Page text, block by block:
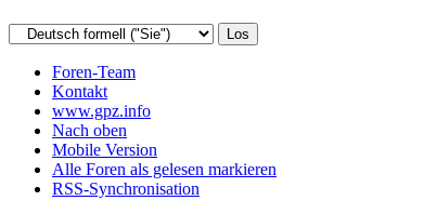
Foren-Team
Kontakt
www.gpz.info
Nach oben
Mobile Version
Alle Foren als gelesen markieren
RSS-Synchronisation